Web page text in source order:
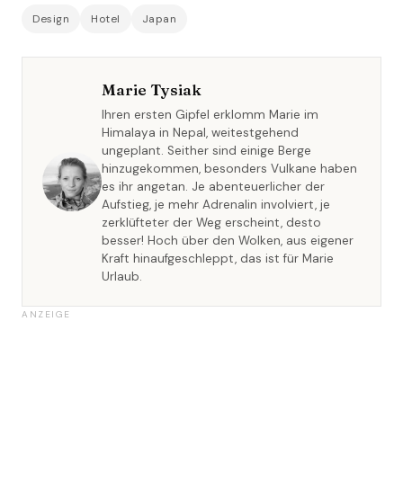
Design Hotel Japan
Marie Tysiak
Ihren ersten Gipfel erklomm Marie im
Himalaya in Nepal, weitestgehend
ungeplant. Seither sind einige Berge
hinzugekommen, besonders Vulkane haben
es ihr angetan. Je abenteuerlicher der
Aufstieg, je mehr Adrenalin involviert, je
zerklüfteter der Weg erscheint, desto
besser! Hoch über den Wolken, aus eigener
Kraft hinaufgeschleppt, das ist für Marie
Urlaub.
ANZEIGE